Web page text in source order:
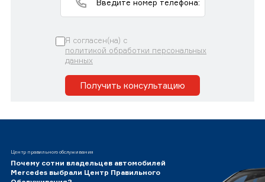
Я согласен(на) с
политикой обработки персональных
данных
Получить консультацию
Центр правильного обслуживания
Почему сотни владельцев автомобилей
Mercedes выбрали Центр Правильного